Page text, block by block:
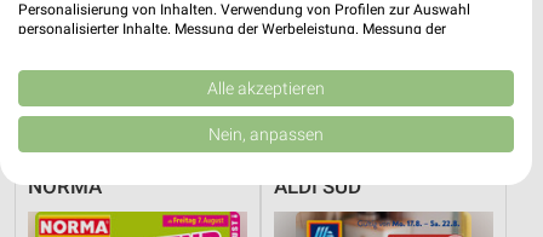
0,4 km
Angebote ab 10.08. Angebote ab 03.08.
Noch heute gültig
NORMA ALDI SÜD
Personalisierung von Inhalten. Verwendung von Profilen zur Auswahl
personalisierter Inhalte. Messung der Werbeleistung. Messung der
Kombinationen von Daten aus verschiedenen Quellen. Entwicklung und
Verbesserung der Angebote. Verwendung reduzierter Daten zur Auswahl
von Inhalten.
Daten können außerhalb der Europäischen Union weitergegeben und in die
USA gesendet werden.
Website/App.
Partnerliste anzeigen (1 IAB-Anbieter)
Alle akzeptieren
Nein, anpassen